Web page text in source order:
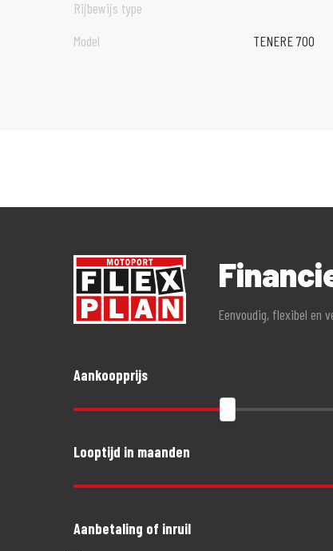
Rijbewijs type
Model
TENERE 700
Eenvoudig, flexibel en
Aankoopprijs
Looptijd in maanden
Aanbetaling of inruil